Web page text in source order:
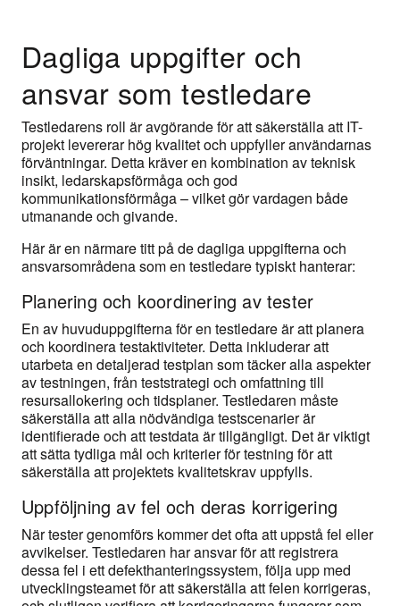
Dagliga uppgifter och
ansvar som testledare
Testledarens roll är avgörande för att säkerställa att IT-
projekt levererar hög kvalitet och uppfyller användarnas
förväntningar. Detta kräver en kombination av teknisk
insikt, ledarskapsförmåga och god
kommunikationsförmåga – vilket gör vardagen både
utmanande och givande.
Här är en närmare titt på de dagliga uppgifterna och
ansvarsområdena som en testledare typiskt hanterar:
Planering och koordinering av tester
En av huvuduppgifterna för en testledare är att planera
och koordinera testaktiviteter. Detta inkluderar att
utarbeta en detaljerad testplan som täcker alla aspekter
av testningen, från teststrategi och omfattning till
resursallokering och tidsplaner. Testledaren måste
säkerställa att alla nödvändiga testscenarier är
identifierade och att testdata är tillgängligt. Det är viktigt
att sätta tydliga mål och kriterier för testning för att
säkerställa att projektets kvalitetskrav uppfylls.
Uppföljning av fel och deras korrigering
När tester genomförs kommer det ofta att uppstå fel eller
avvikelser. Testledaren har ansvar för att registrera
dessa fel i ett defekthanteringssystem, följa upp med
utvecklingsteamet för att säkerställa att felen korrigeras,